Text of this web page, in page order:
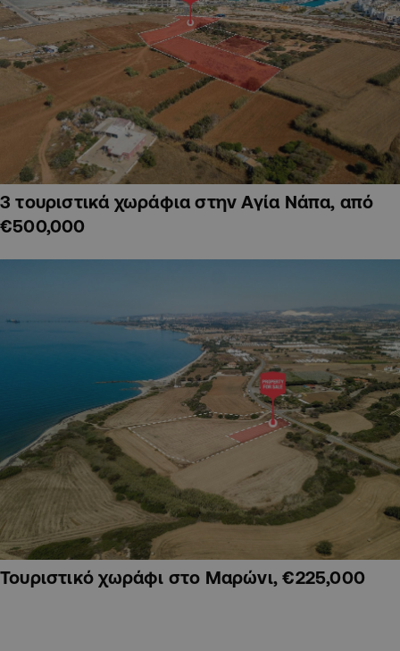
3 τουριστικά χωράφια στην Αγία Νάπα, από
€500,000
Τουριστικό χωράφι στο Μαρώνι, €225,000